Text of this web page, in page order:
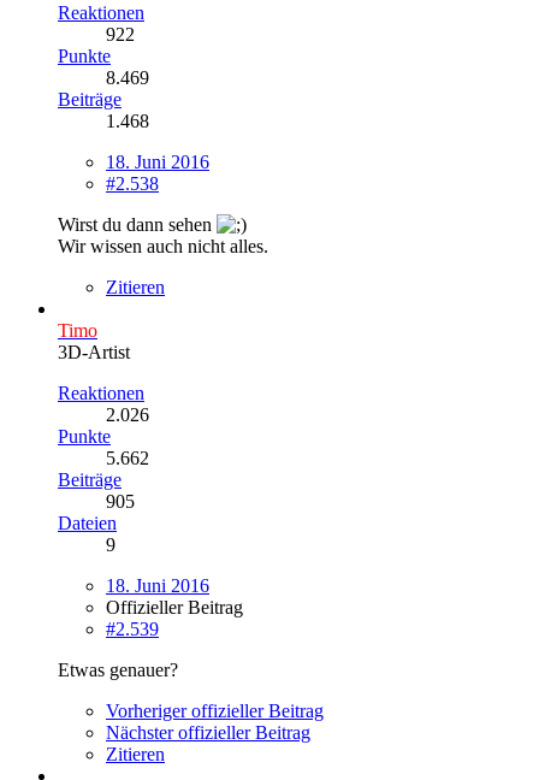
Reaktionen
922
Punkte
8.469
Beiträge
1.468
18. Juni 2016
#2.538
Wirst du dann sehen
Wir wissen auch nicht alles.
Zitieren
Timo
3D-Artist
Reaktionen
2.026
Punkte
5.662
Beiträge
905
Dateien
9
18. Juni 2016
Offizieller Beitrag
#2.539
Etwas genauer?
Vorheriger offizieller Beitrag
Nächster offizieller Beitrag
Zitieren